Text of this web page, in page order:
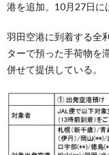
港を追加。10月27日に
羽田空港に到着する全
ターで預った手荷物を
併せて提供している。